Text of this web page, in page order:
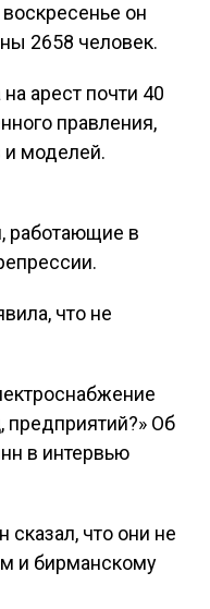
он
2658 человек.
арест почти 40
правления,
и моделей.
работающие в
что не
Об
в интервью
что они не
и бирманскому